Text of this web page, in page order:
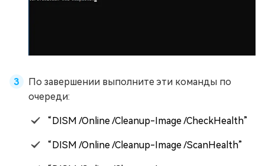
По завершении выполните эти команды по
очереди:
“DISM /Online /Cleanup-Image /CheckHealth”
“DISM /Online /Cleanup-Image /ScanHealth”